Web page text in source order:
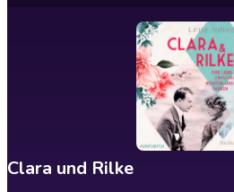
Clara und Rilke